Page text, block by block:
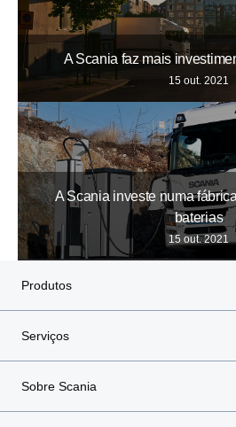
A Scania faz mais
15 out. 2021
A Scania investe numa
baterias
15 out. 2021
Produtos
Serviços
Sobre Scania